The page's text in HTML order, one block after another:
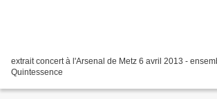
extrait concert à l'Arsenal de Metz 6 avril 2013 -
Quintessence